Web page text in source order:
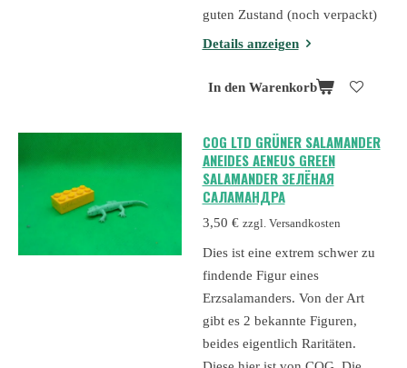
guten Zustand (noch verpackt)
Details anzeigen
In den Warenkorb
COG LTD GRÜNER SALAMANDER
ANEIDES AENEUS GREEN
SALAMANDER ЗЕЛЁНАЯ
САЛАМАНДРА
3,50 € zzgl. Versandkosten
Dies ist eine extrem schwer zu
findende Figur eines
Erzsalamanders. Von der Art
gibt es 2 bekannte Figuren,
beides eigentlich Raritäten.